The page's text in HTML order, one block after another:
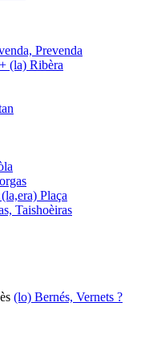
Prevenda
(la) Ribèra
(la,era) Plaça
Taishoèiras
(lo) Bernés, Vernets ?